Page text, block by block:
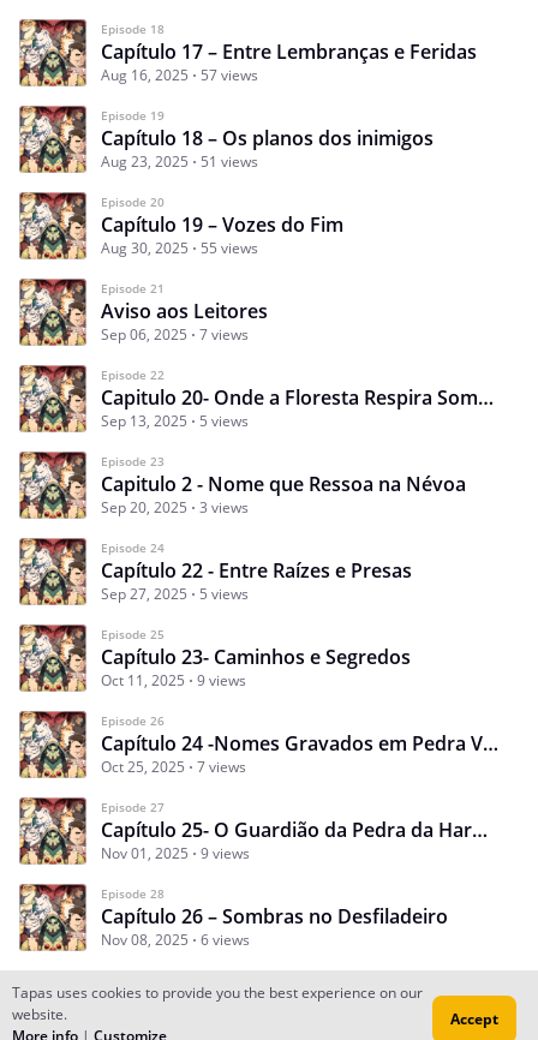
Episode 18
Capítulo 17 – Entre Lembranças e Feridas
Aug 16, 2025 57 views
Episode 19
Capítulo 18 – Os planos dos inimigos
Aug 23, 2025 51 views
Episode 20
Capítulo 19 – Vozes do Fim
Aug 30, 2025 55 views
Episode 21
Aviso aos Leitores
Sep 06, 2025 7 views
Episode 22
Capitulo 20- Onde a Floresta Respira Sombras
Sep 13, 2025 5 views
Episode 23
Capitulo 2 - Nome que Ressoa na Névoa
Sep 20, 2025 3 views
Episode 24
Capítulo 22 - Entre Raízes e Presas
Sep 27, 2025 5 views
Episode 25
Capítulo 23- Caminhos e Segredos
Oct 11, 2025 9 views
Episode 26
Capítulo 24 -Nomes Gravados em Pedra Viva
Oct 25, 2025 7 views
Episode 27
Capítulo 25- O Guardião da Pedra da Harmonia
Nov 01, 2025 9 views
Episode 28
Capítulo 26 – Sombras no Desfiladeiro
Nov 08, 2025 6 views
Subscribe Read Ep.1
Tapas uses cookies to provide you the best experience on our
website.
More info | Customize
Accept